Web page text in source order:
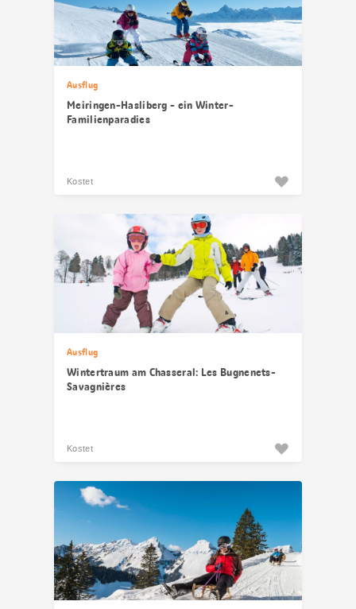
Ausflug
Meiringen-Hasliberg - ein Winter-
Familienparadies
Kostet
Ausflug
Wintertraum am Chasseral: Les Bugnenets-
Savagnières
Kostet